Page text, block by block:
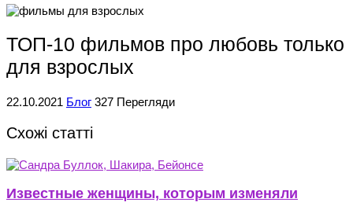
ТОП-10 фильмов про любовь только
для взрослых
22.10.2021 Блог 327 Перегляди
Схожі статті
Известные женщины, которым изменяли